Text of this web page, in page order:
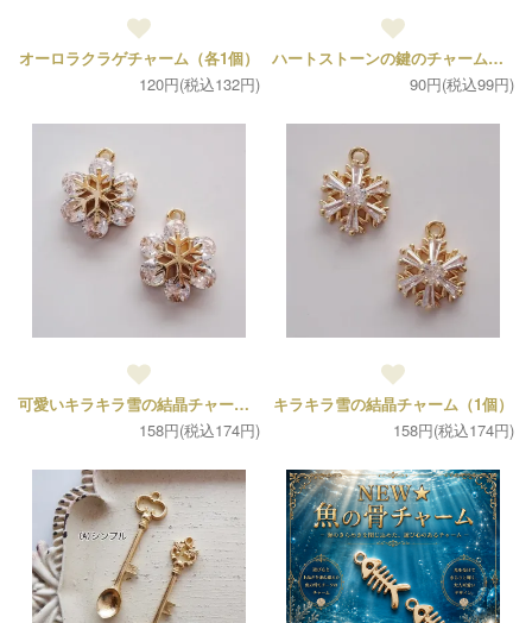
オーロラクラゲチャーム（各1個）
120円(税込132円)
ハートストーンの鍵のチャーム（1個）
90円(税込99円)
可愛いキラキラ雪の結晶チャーム（1個）
158円(税込174円)
キラキラ雪の結晶チャーム（1個）
158円(税込174円)